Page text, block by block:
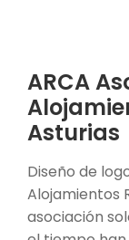
ARCA
Asturias
Diseño de
Alojamientos
asociación